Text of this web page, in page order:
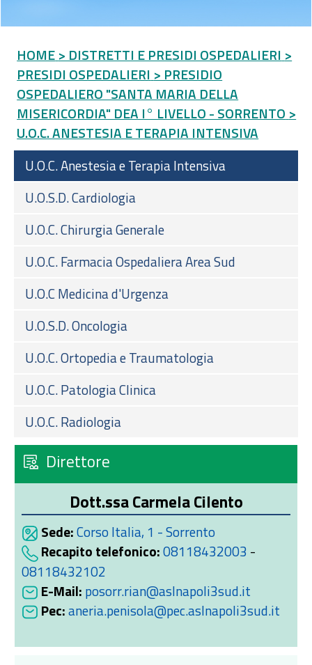
HOME > DISTRETTI E PRESIDI OSPEDALIERI >
PRESIDI OSPEDALIERI > PRESIDIO
OSPEDALIERO "SANTA MARIA DELLA
MISERICORDIA" DEA I° LIVELLO - SORRENTO >
U.O.C. ANESTESIA E TERAPIA INTENSIVA
U.O.C. Anestesia e Terapia Intensiva
U.O.S.D. Cardiologia
U.O.C. Chirurgia Generale
U.O.C. Farmacia Ospedaliera Area Sud
U.O.C Medicina d'Urgenza
U.O.S.D. Oncologia
U.O.C. Ortopedia e Traumatologia
U.O.C. Patologia Clinica
U.O.C. Radiologia
Direttore
Dott.ssa Carmela Cilento
Sede:Corso Italia, 1 - Sorrento
Recapito telefonico:08118432003 -
08118432102
E-Mail: posorr.rian@aslnapoli3sud.it
Pec:aneria.penisola@pec.aslnapoli3sud.it